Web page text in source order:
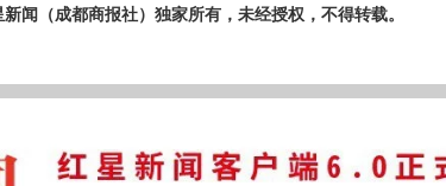
闻（成都商报社）独家所有，未经授权，不得转载。